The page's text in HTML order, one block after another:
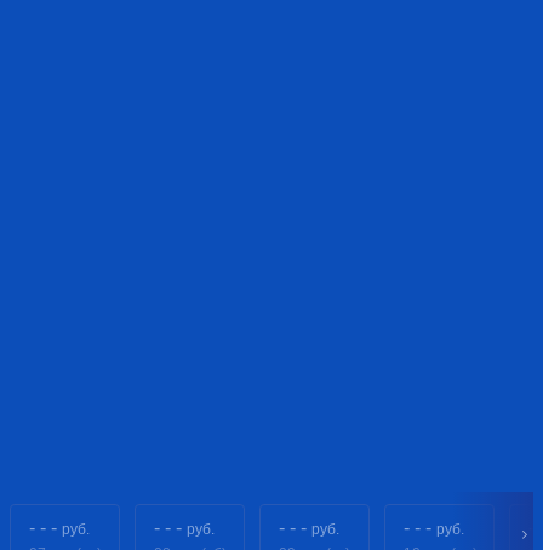
- - - руб.
- - - руб.
- - - руб.
- - - руб.